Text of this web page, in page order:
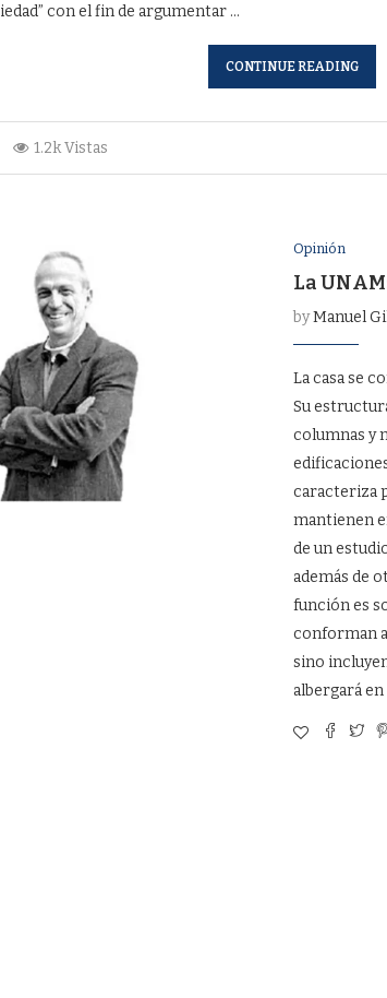
con el fin de argumentar …
CONTINUE READING
1.2k Vistas
Opinión
La
byManuel
La casa se
Su
columnas y
caracteriza
mantienen
de un
además de
función es
conforman
sino
albergará